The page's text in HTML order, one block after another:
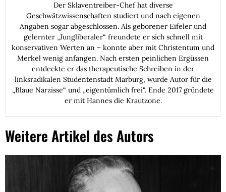
Der Sklaventreiber-Chef hat diverse
Geschwätzwissenschaften studiert und nach eigenen
Angaben sogar abgeschlossen. Als geborener Eifeler und
gelernter „Jungliberaler“ freundete er sich schnell mit
konservativen Werten an – konnte aber mit Christentum und
Merkel wenig anfangen. Nach ersten peinlichen Ergüssen
entdeckte er das therapeutische Schreiben in der
linksradikalen Studentenstadt Marburg, wurde Autor für die
„Blaue Narzisse“ und „eigentümlich frei“. Ende 2017 gründete
er mit Hannes die Krautzone.
Weitere Artikel des Autors